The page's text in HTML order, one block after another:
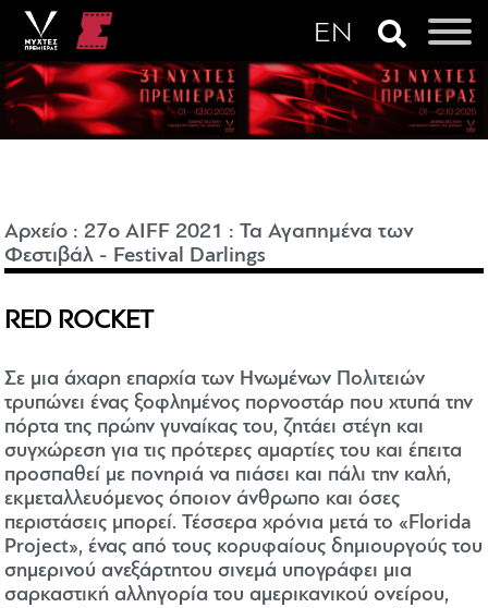
Αρχείο :27o AIFF 2021 :Τα Αγαπημένα των
Φεστιβάλ - Festival Darlings
RED ROCKET
Σε μια άχαρη επαρχία των Ηνωμένων Πολιτειών
τρυπώνει ένας ξοφλημένος πορνοστάρ που χτυπά την
πόρτα της πρώην γυναίκας του, ζητάει στέγη και
συγχώρεση για τις πρότερες αμαρτίες του και έπειτα
προσπαθεί με πονηριά να πιάσει και πάλι την καλή,
εκμεταλλευόμενος όποιον άνθρωπο και όσες
περιστάσεις μπορεί. Τέσσερα χρόνια μετά το «Florida
Project», ένας από τους κορυφαίους δημιουργούς του
σημερινού ανεξάρτητου σινεμά υπογράφει μια
σαρκαστική αλληγορία του αμερικανικού ονείρου,